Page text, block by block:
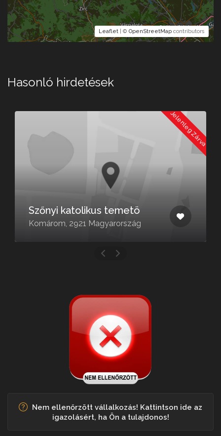
Leaflet | © OpenStreetMap contributors
Hasonló hirdetések
Jelenleg Zárva
Szőnyi katolikus temetö
Komárom, 2921 Magyarország
Nem ellenőrzött vállalkozás! Kattintson ide az
igazolásért, ha Ön a tulajdonos!